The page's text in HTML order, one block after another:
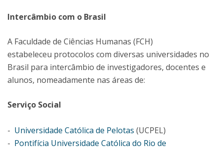
Intercâmbio com o Brasil
A Faculdade de Ciências Humanas (FCH)
estabeleceu protocolos com diversas universidades no
Brasil para intercâmbio de investigadores, docentes e
alunos, nomeadamente nas áreas de:
Serviço Social
- Universidade Católica de Pelotas (UCPEL)
- Pontifícia Universidade Católica do Rio de